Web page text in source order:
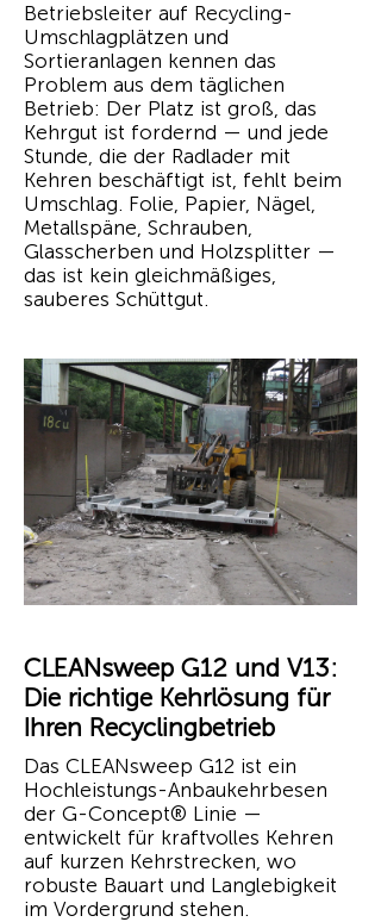
Betriebsleiter auf Recycling-
Umschlagplätzen und
Sortieranlagen kennen das
Problem aus dem täglichen
Betrieb: Der Platz ist groß, das
Kehrgut ist fordernd — und jede
Stunde, die der Radlader mit
Kehren beschäftigt ist, fehlt beim
Umschlag. Folie, Papier, Nägel,
Metallspäne, Schrauben,
Glasscherben und Holzsplitter —
das ist kein gleichmäßiges,
sauberes Schüttgut.
CLEANsweep G12 und V13:
Die richtige Kehrlösung für
Ihren Recyclingbetrieb
Das CLEANsweep G12 ist ein
Hochleistungs-Anbaukehrbesen
der G-Concept® Linie —
entwickelt für kraftvolles Kehren
auf kurzen Kehrstrecken, wo
robuste Bauart und Langlebigkeit
im Vordergrund stehen.